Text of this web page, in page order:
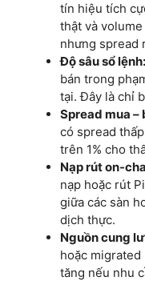
tín hiệu tích
thật và
nhưng spread
Độ sâu sổ lệnh:
bán trong
tại. Đây là chỉ
Spread mua –
có spread
trên 1% cho
Nạp rút on-
nạp hoặc rút
giữa các sàn
dịch thực.
Nguồn cung
hoặc
tăng nếu nhu